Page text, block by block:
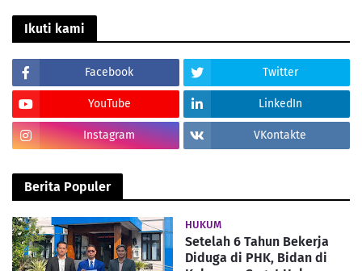
Ikuti kami
Facebook Twitter
YouTube LinkedIn
Instagram VKontakte
Berita Populer
HUKUM
Setelah 6 Tahun Bekerja
Diduga di PHK, Bidan di